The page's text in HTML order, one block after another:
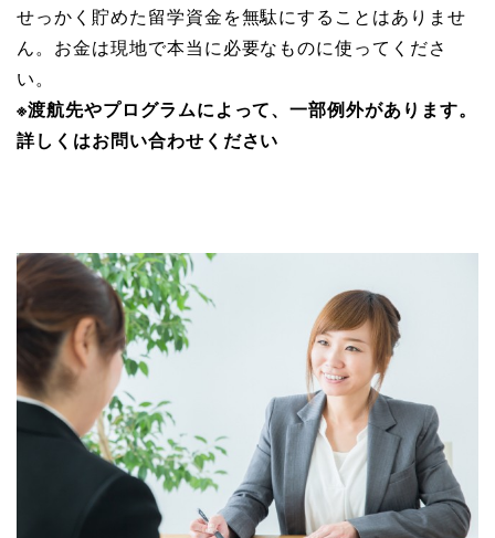
せっかく貯めた留学資金を無駄にすることはありませ
ん。お金は現地で本当に必要なものに使ってくださ
い。
※渡航先やプログラムによって、一部例外があります。
詳しくはお問い合わせください